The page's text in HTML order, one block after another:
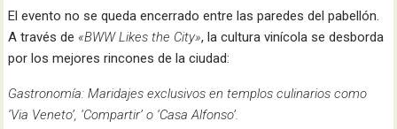
El evento no se queda encerrado entre las paredes del pabellón.
A través de «BWW Likes the City», la cultura vinícola se desborda
por los mejores rincones de la ciudad:
Gastronomía: Maridajes exclusivos en templos culinarios como
‘Via Veneto’, ‘Compartir’ o ‘Casa Alfonso’.